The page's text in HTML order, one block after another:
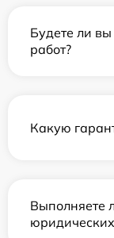
Будете ли
работ?
Какую
Выполняете